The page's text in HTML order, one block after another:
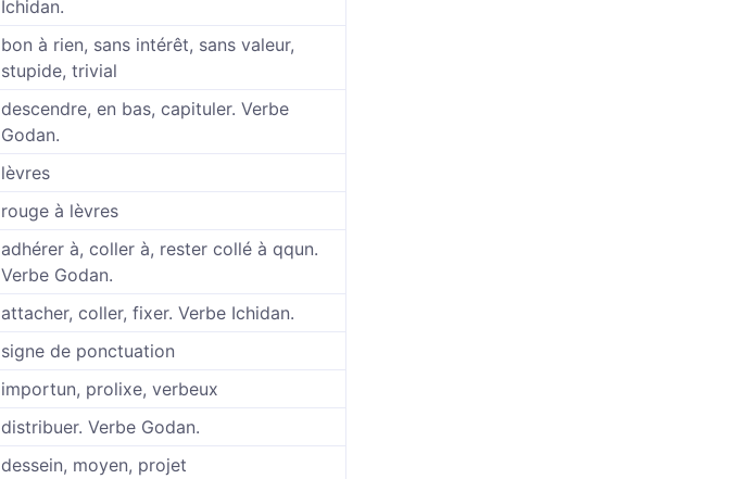
Ichidan.
bon à rien, sans intérêt, sans valeur,
stupide, trivial
descendre, en bas, capituler. Verbe
Godan.
lèvres
rouge à lèvres
adhérer à, coller à, rester collé à qqun.
Verbe Godan.
attacher, coller, fixer. Verbe Ichidan.
signe de ponctuation
importun, prolixe, verbeux
distribuer. Verbe Godan.
dessein, moyen, projet